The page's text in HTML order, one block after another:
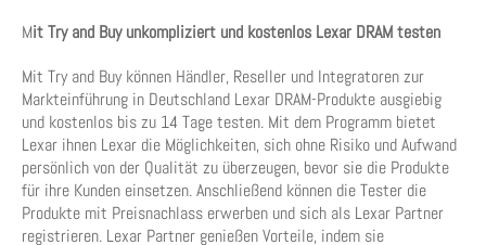
Mit Try and Buy unkompliziert und kostenlos Lexar DRAM testen
Mit Try and Buy können Händler, Reseller und Integratoren zur
Markteinführung in Deutschland Lexar DRAM-Produkte ausgiebig
und kostenlos bis zu 14 Tage testen. Mit dem Programm bietet
Lexar ihnen Lexar die Möglichkeiten, sich ohne Risiko und Aufwand
persönlich von der Qualität zu überzeugen, bevor sie die Produkte
für ihre Kunden einsetzen. Anschließend können die Tester die
Produkte mit Preisnachlass erwerben und sich als Lexar Partner
registrieren. Lexar Partner genießen Vorteile, indem sie